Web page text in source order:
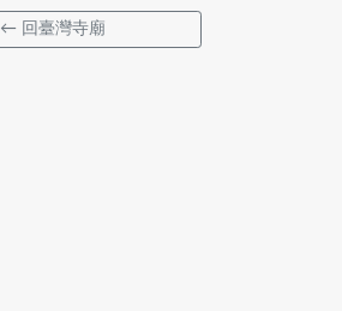
← 回臺灣寺廟